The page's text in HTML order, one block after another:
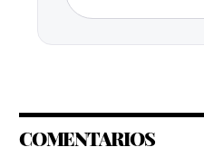
COMENTARIOS